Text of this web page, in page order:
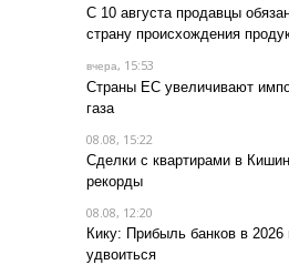
С 10 августа продавцы
страну происхождения
вчера, 15:53
Страны ЕС увеличивают
газа
08.08, 15:22
Сделки с квартирами в
рекорды
08.08, 12:20
Кику: Прибыль банков в
удвоиться